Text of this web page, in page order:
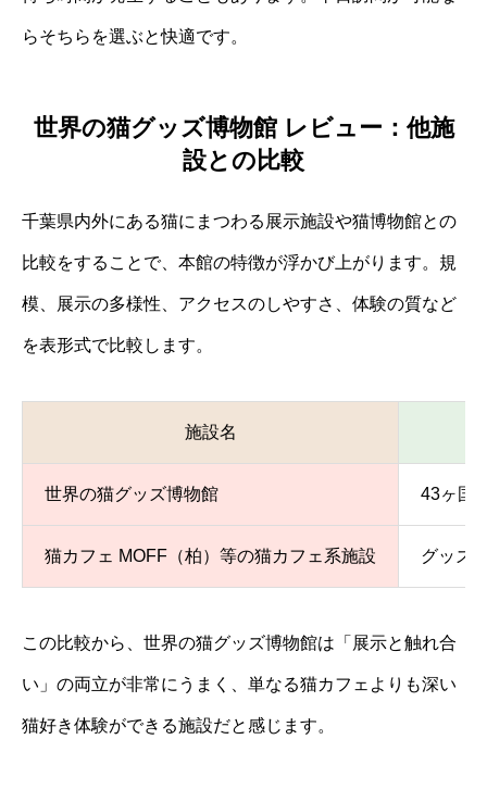
らそちらを選ぶと快適です。
世界の猫グッズ博物館 レビュー：他施
設との比較
千葉県内外にある猫にまつわる展示施設や猫博物館との
比較をすることで、本館の特徴が浮かび上がります。規
模、展示の多様性、アクセスのしやすさ、体験の質など
を表形式で比較します。
施設名
世界の猫グッズ博物館 43ヶ国
猫カフェ MOFF（柏）等の猫カフェ系施設 グッズ
この比較から、世界の猫グッズ博物館は「展示と触れ合
い」の両立が非常にうまく、単なる猫カフェよりも深い
猫好き体験ができる施設だと感じます。